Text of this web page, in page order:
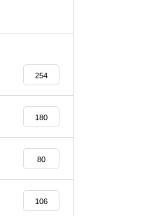
254
180
80
106